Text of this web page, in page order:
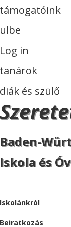
támogatóink
ulbe
Log in
tanárok
diák és szülő
Baden-
Iskola és
Iskolánkról
Beiratkozás